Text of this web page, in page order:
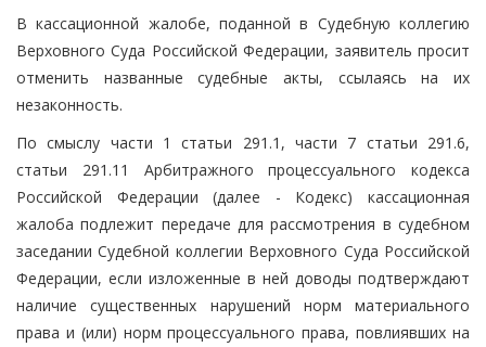
В кассационной жалобе, поданной в Судебную коллегию
Верховного Суда Российской Федерации, заявитель просит
отменить названные судебные акты, ссылаясь на их
незаконность.
По смыслу части 1 статьи 291.1, части 7 статьи 291.6,
статьи 291.11 Арбитражного процессуального кодекса
Российской Федерации (далее - Кодекс) кассационная
жалоба подлежит передаче для рассмотрения в судебном
заседании Судебной коллегии Верховного Суда Российской
Федерации, если изложенные в ней доводы подтверждают
наличие существенных нарушений норм материального
права и (или) норм процессуального права, повлиявших на